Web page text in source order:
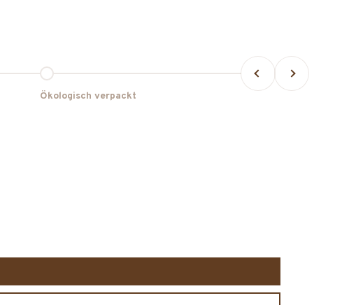
Gehe zu Element 4
Ökologisch verpackt
ZurückVor